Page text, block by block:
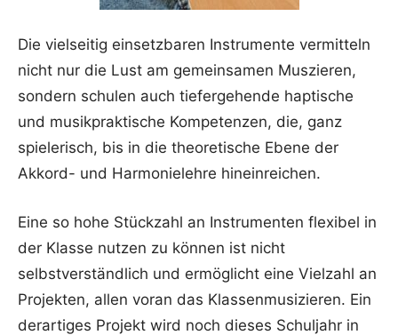
Die vielseitig einsetzbaren Instrumente vermitteln
nicht nur die Lust am gemeinsamen Muszieren,
sondern schulen auch tiefergehende haptische
und musikpraktische Kompetenzen, die, ganz
spielerisch, bis in die theoretische Ebene der
Akkord- und Harmonielehre hineinreichen.
Eine so hohe Stückzahl an Instrumenten flexibel in
der Klasse nutzen zu können ist nicht
selbstverständlich und ermöglicht eine Vielzahl an
Projekten, allen voran das Klassenmusizieren. Ein
derartiges Projekt wird noch dieses Schuljahr in